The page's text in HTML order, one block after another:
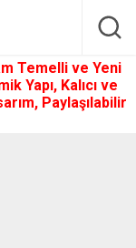
Temelli ve Yeni
Yapı, Kalıcı ve
Paylaşılabilir